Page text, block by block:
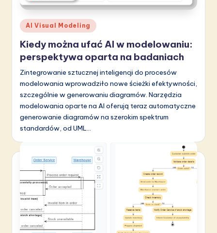
Posted
AI Visual Modeling
Kiedy można ufać AI w modelowaniu:
perspektywa oparta na badaniach
Zintegrowanie sztucznej inteligencji do procesów
modelowania wprowadziło nowe ścieżki efektywności,
szczególnie w generowaniu diagramów. Narzędzia
modelowania oparte na AI oferują teraz automatyczne
generowanie diagramów na szerokim spektrum
standardów, od UML…